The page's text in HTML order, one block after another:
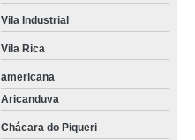
Vila Industrial
Vila Rica
americana
Aricanduva
Chácara do Piqueri